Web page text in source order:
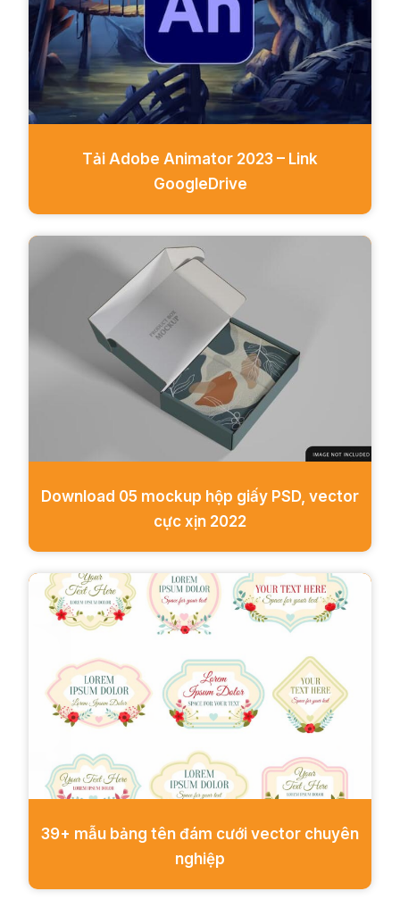
Tải Adobe Animator 2023 – Link
GoogleDrive
Download 05 mockup hộp giấy PSD, vector
cực xịn 2022
39+ mẫu bảng tên đám cưới vector chuyên
nghiệp